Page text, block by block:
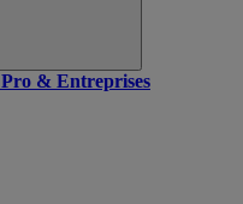
Pro & Entreprises